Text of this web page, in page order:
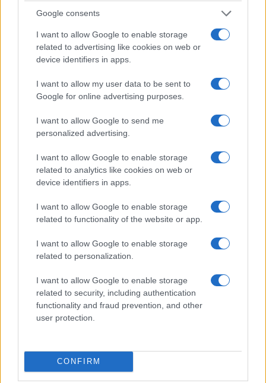
Google consents
I want to allow Google to enable storage
related to advertising like cookies on web or
device identifiers in apps.
I want to allow my user data to be sent to
Google for online advertising purposes.
I want to allow Google to send me
personalized advertising.
I want to allow Google to enable storage
related to analytics like cookies on web or
device identifiers in apps.
I want to allow Google to enable storage
related to functionality of the website or app.
I want to allow Google to enable storage
related to personalization.
I want to allow Google to enable storage
related to security, including authentication
functionality and fraud prevention, and other
user protection.
CONFIRM
Κορωπί: Φωτιά στα Δρίγγια – Ήχησε το 112, στη
μάχη έξι εναέρια μέσα
5/08/2026 - 2:25μμ
ΕΛΛΑΔΑ
Πυρκαγιές σε Αττική και Βοιωτία: Ξεκίνησαν οι
αυτοψίες – Έως 50 σπίτια με ζημιές στο Πόρτο
Γερμενό